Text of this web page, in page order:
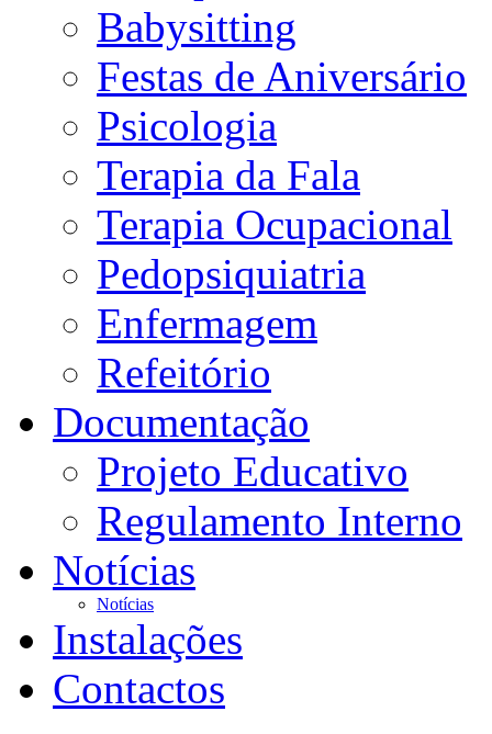
Babysitting
Festas de Aniversário
Psicologia
Terapia da Fala
Terapia Ocupacional
Pedopsiquiatria
Enfermagem
Refeitório
Documentação
Projeto Educativo
Regulamento Interno
Notícias
Notícias
Instalações
Contactos